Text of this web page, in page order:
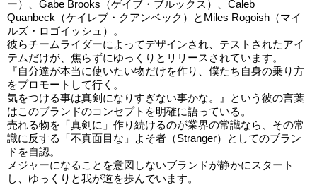
ー）、Gabe Brooks（ゲイブ・ブルックス）、Caleb
Quanbeck（ケイレブ・クアンベック）とMiles Rogoish（マイ
ルズ・ロゴイッシュ）。
彼らチームライダーによってデザインされ、テストされたアイ
テムだけが、焦らずにゆっくりとリリースされています。
『自分達が本当に使いたい物だけを作り、僕たち自身の乗り方
をプロモートして行く。
気をつける事は真剣になりすぎない事かな。』という彼の言葉
はこのブランドのコンセプトを明確に語っている。
売れる物を「真剣に」作り続けるのが業界の常識なら、その常
識に反する「不真面目な」よそ者（Stranger）としてのブラン
ドを自認。
メジャーになることを意図しないブランドが静かにスタート
し、ゆっくりと我が道を歩んでいます。